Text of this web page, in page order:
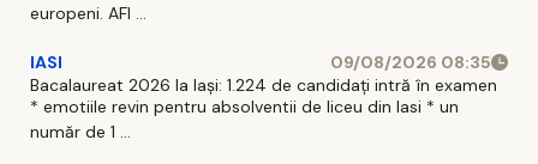
europeni. AFI ...
IASI
09/08/2026 08:35
Bacalaureat 2026 la Iași: 1.224 de candidați intră în examen
* emotiile revin pentru absolventii de liceu din Iasi * un
număr de 1 ...